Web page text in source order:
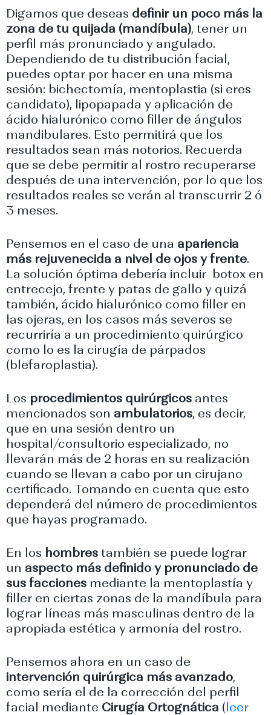
Digamos que deseas definir un poco más la
zona de tu quijada (mandíbula), tener un
perfil más pronunciado y angulado.
Dependiendo de tu distribución facial,
puedes optar por hacer en una misma
sesión: bichectomía, mentoplastia (si eres
candidato), lipopapada y aplicación de
ácido hialurónico como filler de ángulos
mandibulares. Esto permitirá que los
resultados sean más notorios. Recuerda
que se debe permitir al rostro recuperarse
después de una intervención, por lo que los
resultados reales se verán al transcurrir 2 ó
3 meses.
Pensemos en el caso de una apariencia
más rejuvenecida a nivel de ojos y frente.
La solución óptima debería incluir botox en
entrecejo, frente y patas de gallo y quizá
también, ácido hialurónico como filler en
las ojeras, en los casos más severos se
recurriría a un procedimiento quirúrgico
como lo es la cirugía de párpados
(blefaroplastia).
Los procedimientos quirúrgicos antes
mencionados son ambulatorios, es decir,
que en una sesión dentro un
hospital/consultorio especializado, no
llevarán más de 2 horas en su realización
cuando se llevan a cabo por un cirujano
certificado. Tomando en cuenta que esto
dependerá del número de procedimientos
que hayas programado.
En los hombres también se puede lograr
un aspecto más definido y pronunciado de
sus facciones mediante la mentoplastía y
filler en ciertas zonas de la mandíbula para
lograr líneas más masculinas dentro de la
apropiada estética y armonía del rostro.
Pensemos ahora en un caso de
intervención quirúrgica más avanzado,
como sería el de la corrección del perfil
facial mediante Cirugía Ortognática ( leer